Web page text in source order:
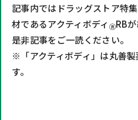
記事内ではドラッグストア特
材であるアクティボディ ⓇRB
是非記事をご一読ください。
※「アクティボディ」は丸善
す。